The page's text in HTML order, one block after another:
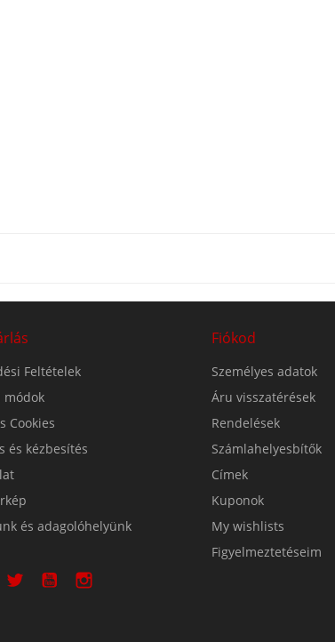
Feltételek
módok
Cookies
és kézbesítés
és adagolóhelyünk
Fiókod
Személyes adatok
Áru visszatérések
Rendelések
Számlahelyesbítők
Címek
Kuponok
My wishlists
Figyelmeztetéseim